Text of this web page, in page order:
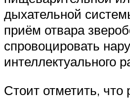
дыхательной
приём отвара
спровоцировать
интеллектуального
Стоит отметить, что